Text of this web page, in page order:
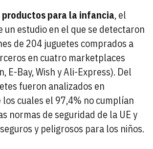
productos para la infancia, el
un estudio en el que se detectaron
de 204 juguetes comprados a
en cuatro marketplaces
E-Bay, Wish y Ali-Express). Del
fueron analizados en
cuales el 97,4% no cumplían
normas de seguridad de la UE y
y peligrosos para los niños.